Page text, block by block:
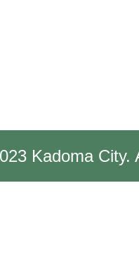
Kadoma City.